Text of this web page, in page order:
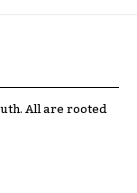
All are rooted